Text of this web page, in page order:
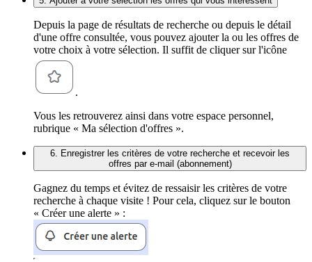
Depuis la page de résultats de recherche ou depuis le détail
d'une offre consultée, vous pouvez ajouter la ou les offres de
votre choix à votre sélection. Il suffit de cliquer sur l'icône
.
Vous les retrouverez ainsi dans votre espace personnel,
rubrique « Ma sélection d'offres ».
6. Enregistrer les critères de votre recherche et recevoir les
offres par e-mail (abonnement)
Gagnez du temps et évitez de ressaisir les critères de votre
recherche à chaque visite ! Pour cela, cliquez sur le bouton
« Créer une alerte » :